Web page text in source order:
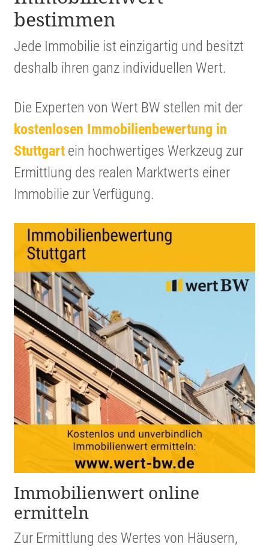
bestimmen
Jede Immobilie ist einzig­artig und besitzt
deshalb ihren ganz indivi­du­ellen Wert.
Die Experten von Wert BW stellen mit der
kosten­losen Immobi­li­en­be­wer­tung in
Stuttgart ein hochwer­tiges Werkzeug zur
Ermitt­lung des realen Markt­werts einer
Immobilie zur Verfügung.
Immobi­li­en­wert online
ermitteln
Zur Ermitt­lung des Wertes von Häusern,